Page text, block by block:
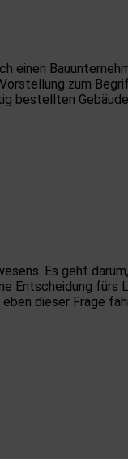
einen
zum
bestellten
Es geht
Entscheidung
dieser Frage